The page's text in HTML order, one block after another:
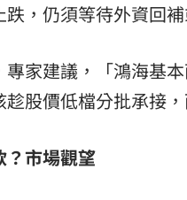
，仍須等待外資回
專家建議，「鴻海基
股價低檔分批承接，
？市場觀望